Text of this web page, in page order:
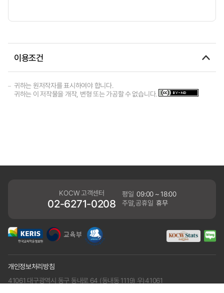
이용조건
귀하는 원저작자를 표시하여야 합니다.
귀하는 이 저작물을 개작, 변형 또는 가공할 수 없습니다.
KOCW 고객센터
02-6271-0208
평일 09:00 ~ 18:00
주말,공휴일 휴무
개인정보처리방침
41061 대구광역시 동구 동내로 64 (동내동 1119) 우)41061